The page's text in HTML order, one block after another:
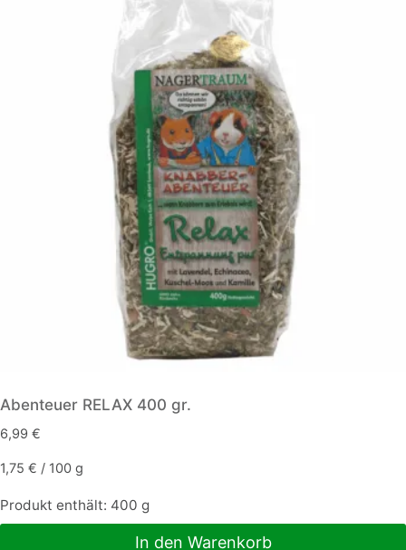
Abenteuer RELAX 400 gr.
6,99 €
1,75 € / 100 g
Produkt enthält: 400 g
In den Warenkorb